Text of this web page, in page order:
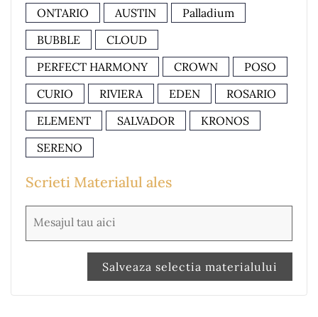
ONTARIO
AUSTIN
Palladium
BUBBLE
CLOUD
PERFECT HARMONY
CROWN
POSO
CURIO
RIVIERA EDEN
ROSARIO
ELEMENT
SALVADOR
KRONOS
SERENO
Scrieti Materialul ales
Salveaza selectia materialului